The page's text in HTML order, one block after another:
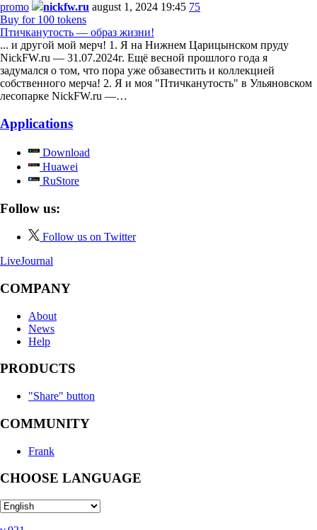
promo nickfw.ru august 1, 2024 19:45 75
Buy for 100 tokens
Птичканутость — образ жизни!
... и другой мой мерч! 1. Я на Нижнем Царицынском пруду
NickFW.ru — 31.07.2024г. Ещё весной прошлого года я
задумался о том, что пора уже обзавестить и коллекцией
собственного мерча! 2. Я и моя "Птичканутость" в Ульяновском
лесопарке NickFW.ru —…
Applications
Download
Huawei
RuStore
Follow us:
Follow us on Twitter
LiveJournal
COMPANY
About
News
Help
PRODUCTS
"Share" button
COMMUNITY
Frank
CHOOSE LANGUAGE